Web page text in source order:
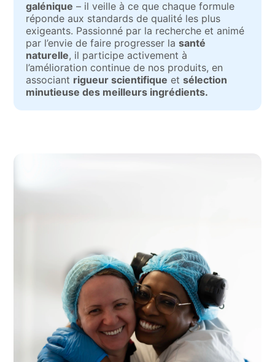
galénique – il veille à ce que chaque formule
réponde aux standards de qualité les plus
exigeants. Passionné par la recherche et animé
par l’envie de faire progresser lasanté
naturelle, il participe activement à
l’amélioration continue de nos produits, en
associant rigueur scientifique etsélection
minutieuse des meilleurs ingrédients.